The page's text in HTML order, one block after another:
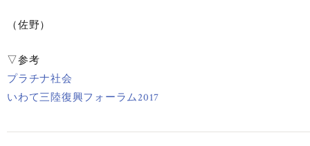
（佐野）
▽参考
プラチナ社会
いわて三陸復興フォーラム2017